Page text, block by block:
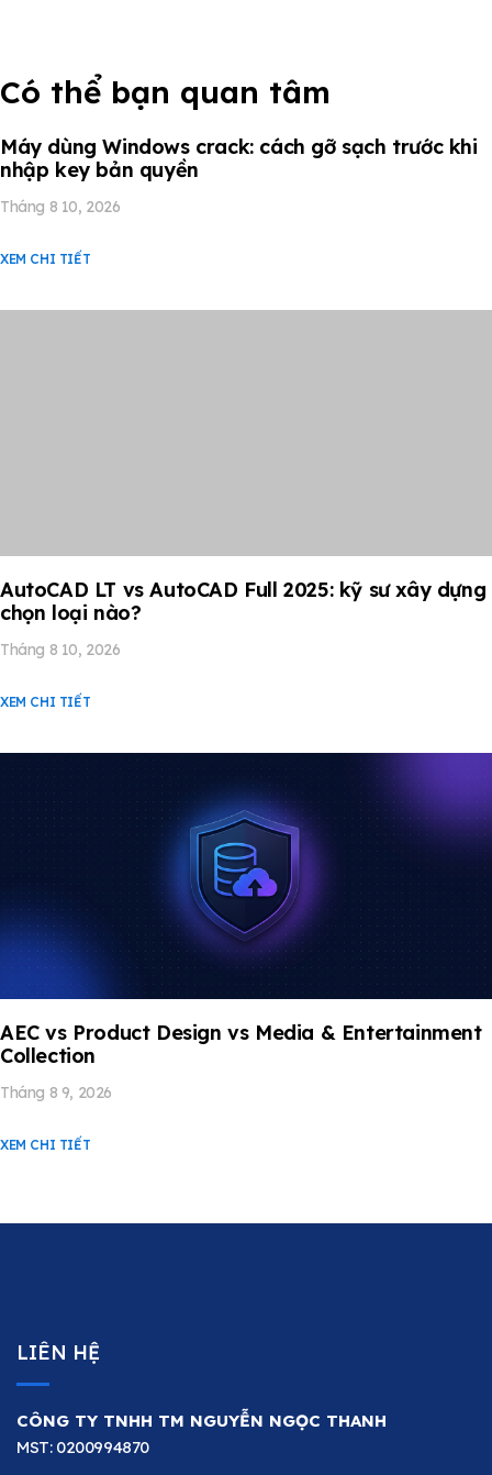
Có thể bạn quan tâm
Máy dùng Windows crack: cách gỡ sạch trước khi
nhập key bản quyền
Tháng 8 10, 2026
XEM CHI TIẾT
AutoCAD LT vs AutoCAD Full 2025: kỹ sư xây dựng
chọn loại nào?
Tháng 8 10, 2026
XEM CHI TIẾT
AEC vs Product Design vs Media & Entertainment
Collection
Tháng 8 9, 2026
XEM CHI TIẾT
LIÊN HỆ
CÔNG TY TNHH TM NGUYỄN NGỌC THANH
MST: 0200994870